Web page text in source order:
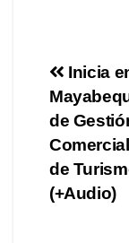
e
b
o
o
k
Post
Inicia
de
de
(+Audio)